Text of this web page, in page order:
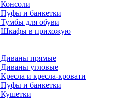
Консоли
Пуфы и банкетки
Тумбы для обуви
Шкафы в прихожую
Диваны прямые
Диваны угловые
Кресла и кресла-кровати
Пуфы и банкетки
Кушетки